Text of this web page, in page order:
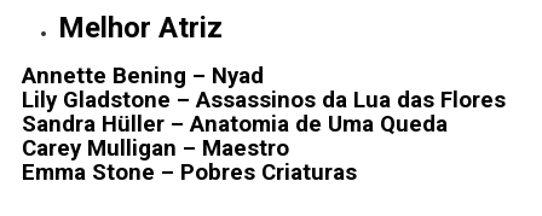
Melhor Atriz
Annette Bening – Nyad
Lily Gladstone – Assassinos da Lua das Flores
Sandra Hüller – Anatomia de Uma Queda
Carey Mulligan – Maestro
Emma Stone – Pobres Criaturas